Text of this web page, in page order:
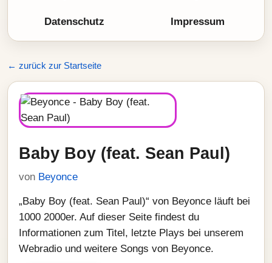
Datenschutz Impressum
← zurück zur Startseite
Baby Boy (feat. Sean Paul)
von Beyonce
„Baby Boy (feat. Sean Paul)“ von Beyonce läuft bei
1000 2000er. Auf dieser Seite findest du
Informationen zum Titel, letzte Plays bei unserem
Webradio und weitere Songs von Beyonce.